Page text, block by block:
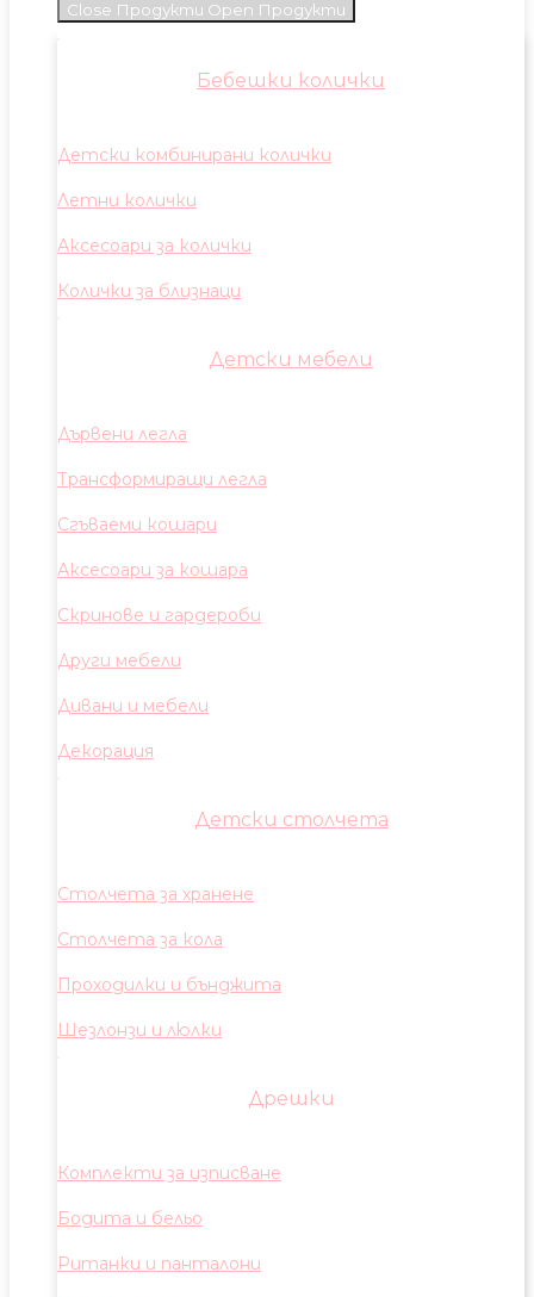
Close Продукти Open Продукти
Бебешки колички
Детски комбинирани колички
Летни колички
Аксесоари за колички
Колички за близнаци
Детски мебели
Дървени легла
Трансформиращи легла
Сгъваеми кошари
Аксесоари за кошара
Скринове и гардероби
Други мебели
Дивани и мебели
Декорация
Детски столчета
Столчета за хранене
Столчета за кола
Проходилки и бънджита
Шезлонзи и люлки
Дрешки
Комплекти за изписване
Бодита и бельо
Ританки и панталони